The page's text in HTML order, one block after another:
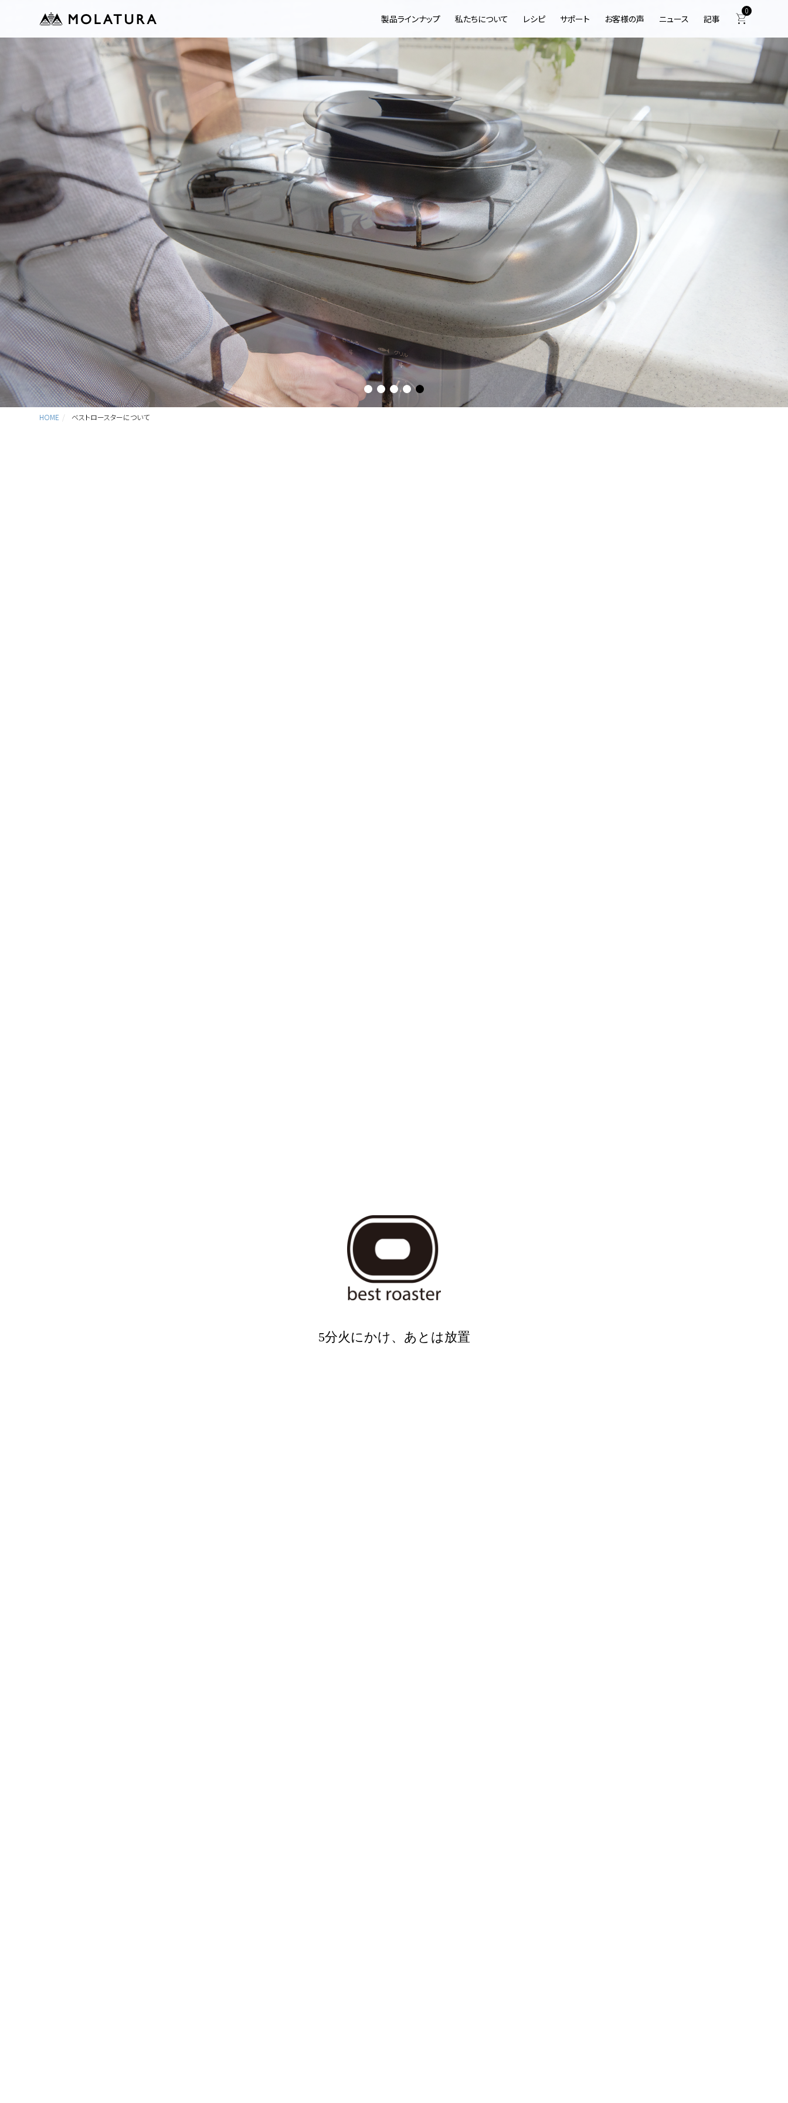
製品ラインナップ 私たちについて レシピ サポート お客様の声 ニュース 記事
0
HOME ベストロースターについて
5分火にかけ、あとは放置